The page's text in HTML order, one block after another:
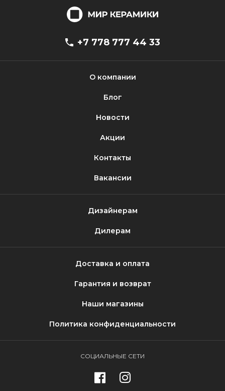
+7 778 777 44 33
О компании
Блог
Новости
Акции
Контакты
Вакансии
Дизайнерам
Дилерам
Доставка и оплата
Гарантия и возврат
Наши магазины
Политика конфиденциальности
СОЦИАЛЬНЫЕ СЕТИ